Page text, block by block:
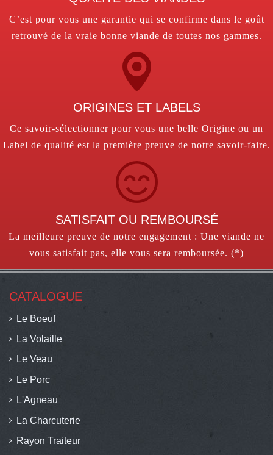
C’est pour vous une garantie qui se confirme dans le goût
retrouvé de la vraie bonne viande de toutes nos gammes.
ORIGINES ET LABELS
Ce savoir-sélectionner pour vous une belle Origine ou un
Label de qualité est la première preuve de notre savoir-faire.
SATISFAIT OU REMBOURSÉ
La meilleure preuve de notre engagement : Une viande ne
vous satisfait pas, elle vous sera remboursée. (*)
CATALOGUE
Le Boeuf
La Volaille
Le Veau
Le Porc
L'Agneau
La Charcuterie
Rayon Traiteur